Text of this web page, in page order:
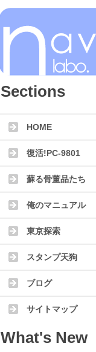
Sections
HOME
復活!PC-9801
蘇る骨董品たち
俺のマニュアル
東京探索
スタンプ天狗
ブログ
サイトマップ
What's New